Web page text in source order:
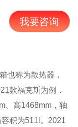
我要咨询
也称为散热器，
款福克斯为例，
、高1468mm，轴
积为511l。2021